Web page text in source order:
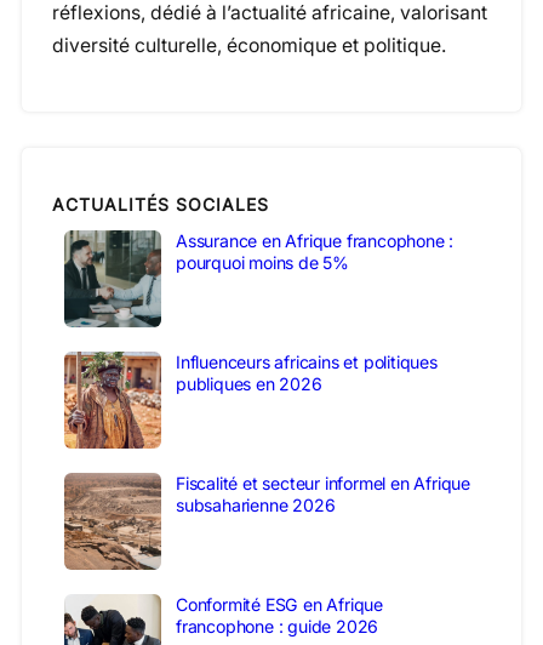
réflexions, dédié à l’actualité africaine, valorisant
diversité culturelle, économique et politique.
ACTUALITÉS SOCIALES
Assurance en Afrique francophone :
pourquoi moins de 5%
Influenceurs africains et politiques
publiques en 2026
Fiscalité et secteur informel en Afrique
subsaharienne 2026
Conformité ESG en Afrique
francophone : guide 2026